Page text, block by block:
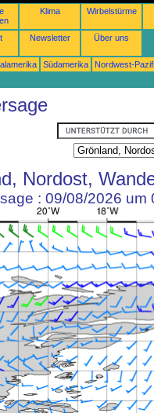
Klima Wirbelstürme
Newsletter Über uns
Südamerika
Nordwest-
Nordost,
: 09/08/2026 um